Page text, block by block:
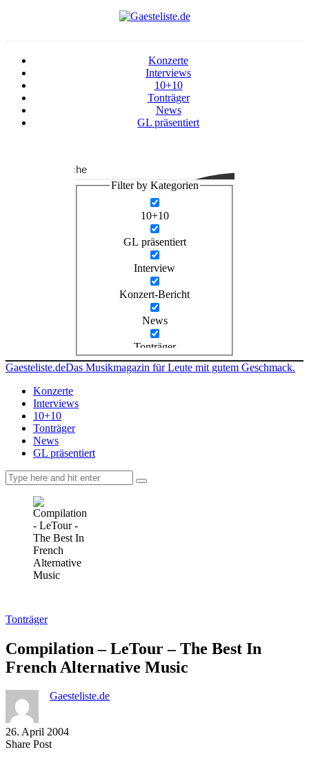
Konzerte
Interviews
10+10
Tonträger
News
GL präsentiert
Suche
Filter by Kategorien
10+10
GL präsentiert
Interview
Konzert-Bericht
News
Tonträger
Gaesteliste.deDas Musikmagazin für Leute mit gutem Geschmack.
Konzerte
Interviews
10+10
Tonträger
News
GL präsentiert
Tonträger
Compilation – LeTour – The Best In
French Alternative Music
Gaesteliste.de
26. April 2004
Share PostShare
Copy
Send